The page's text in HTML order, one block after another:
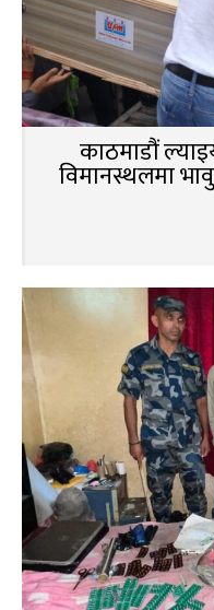
काठमाडौं
विमानस्थलमा